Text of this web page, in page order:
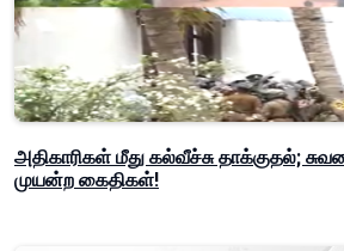
அதிகாரிகள் மீது கல்வீச்சு தாக்குதல்;
முயன்ற கைதிகள்!